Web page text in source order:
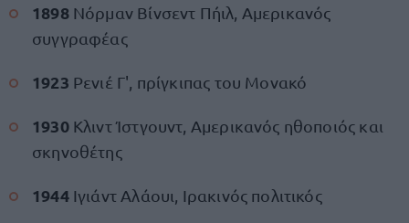
1898 Νόρμαν Βίνσεντ Πήιλ, Αμερικανός
συγγραφέας
1923 Ρενιέ Γ', πρίγκιπας του Μονακό
1930 Κλιντ Ίστγουντ, Αμερικανός ηθοποιός και
σκηνοθέτης
1944 Ιγιάντ Αλάουι, Ιρακινός πολιτικός